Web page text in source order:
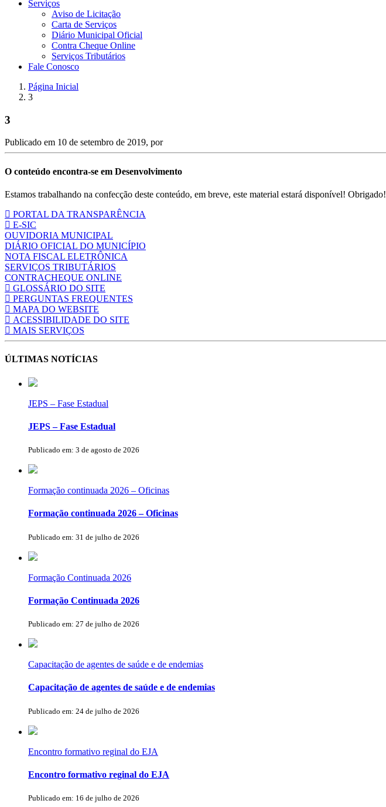
Serviços
Aviso de Licitação
Carta de Serviços
Diário Municipal Oficial
Contra Cheque Online
Serviços Tributários
Fale Conosco
Página Inicial
3
3
Publicado em 10 de setembro de 2019, por
O conteúdo encontra-se em Desenvolvimento
Estamos trabalhando na confecção deste conteúdo, em breve, este material estará disponível! Obrigado!
PORTAL DA TRANSPARÊNCIA
E-SIC
OUVIDORIA MUNICIPAL
DIÁRIO OFICIAL DO MUNICÍPIO
NOTA FISCAL ELETRÔNICA
SERVIÇOS TRIBUTÁRIOS
CONTRACHEQUE ONLINE
GLOSSÁRIO DO SITE
PERGUNTAS FREQUENTES
MAPA DO WEBSITE
ACESSIBILIDADE DO SITE
MAIS SERVIÇOS
ÚLTIMAS NOTÍCIAS
JEPS – Fase Estadual
JEPS – Fase Estadual
Publicado em: 3 de agosto de 2026
Formação continuada 2026 – Oficinas
Formação continuada 2026 – Oficinas
Publicado em: 31 de julho de 2026
Formação Continuada 2026
Formação Continuada 2026
Publicado em: 27 de julho de 2026
Capacitação de agentes de saúde e de endemias
Capacitação de agentes de saúde e de endemias
Publicado em: 24 de julho de 2026
Encontro formativo reginal do EJA
Encontro formativo reginal do EJA
Publicado em: 16 de julho de 2026